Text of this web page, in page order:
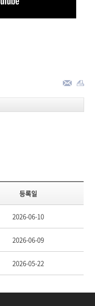
등록일
2026-06-10
2026-06-09
2026-05-22